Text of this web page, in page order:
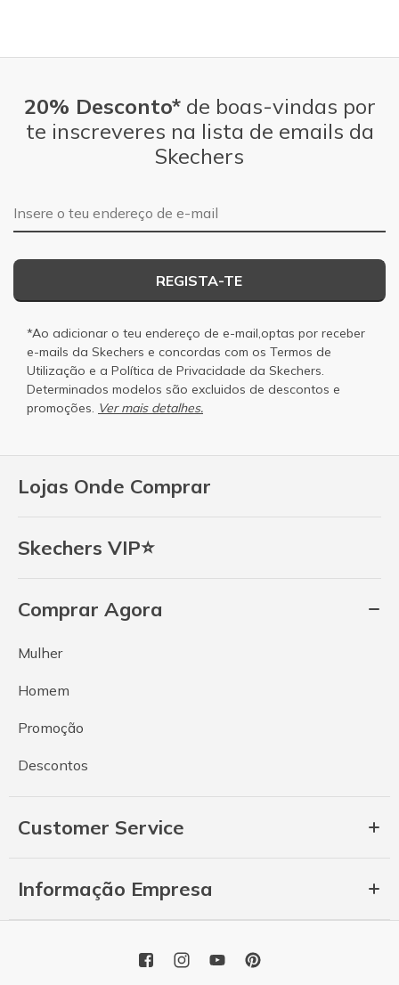
Lojas Onde Comprar
Skechers VIP⭐
Comprar Agora
Mulher
Homem
Promoção
Descontos
Customer Service
Informação Empresa
20% Desconto*de boas-vindas por
te inscreveres na lista de emails da
Skechers
Endereço de e-mail
REGISTA-TE
*Ao adicionar o teu endereço de e-mail,optas por receber
e-mails da Skechers e concordas com os Termos de
Utilização e a Política de Privacidade da Skechers.
Determinados modelos são excluidos de descontos e
promoções. Ver mais detalhes.